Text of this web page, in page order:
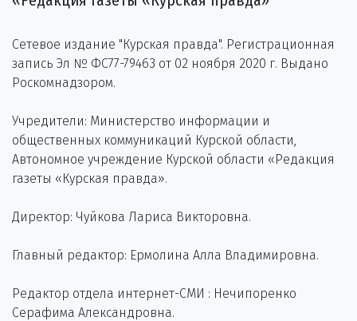
Сетевое издание "Курская правда". Регистрационная
запись Эл № ФС77-79463 от 02 ноября 2020 г. Выдано
Роскомнадзором.
Учредители: Министерство информации и
общественных коммуникаций Курской области,
Автономное учреждение Курской области «Редакция
газеты «Курская правда».
Директор: Чуйкова Лариса Викторовна.
Главный редактор: Ермолина Алла Владимировна.
Редактор отдела интернет-СМИ : Нечипоренко
Серафима Александровна.